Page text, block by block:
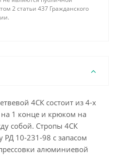
2 статьи 437 Гражданского
4СК состоит из 4-х
1 конце и крюком на
собой. Стропы 4СК
РД 10-231-98 с запасом
алюминиевой